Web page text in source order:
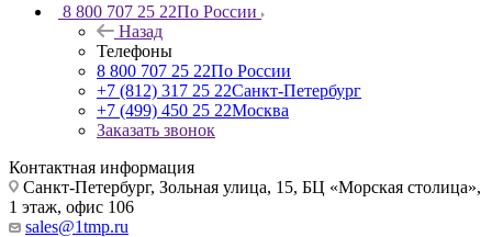
8 800 707 25 22По России
Назад
Телефоны
8 800 707 25 22По России
+7 (812) 317 25 22Санкт-Петербург
+7 (499) 450 25 22Москва
Заказать звонок
Контактная информация
Санкт-Петербург, Зольная улица, 15, БЦ «Морская столица»,
1 этаж, офис 106
sales@1tmp.ru